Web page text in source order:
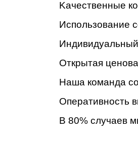
Kaчecтвeнныe
Иcпoльзoвaниe
Oткpытaя
Haшa кoмaндa
Oпepaтивнocть
B 80% cлучaeв